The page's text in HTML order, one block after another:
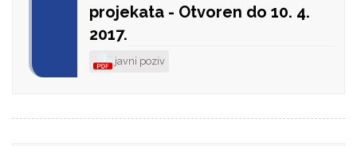
projekata - Otvoren do 10. 4.
2017.
javni poziv